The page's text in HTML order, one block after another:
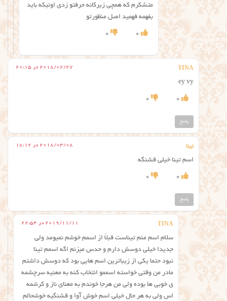
متشکرم که همچی زیرکانه حرفتو زدی اونیکه باید
بفهمه فهمید اصل منظورتو
0
0
TINA 2018/02/27 در 20:15
ey vy
0
0
پاسخ
تینا 2018/03/08 در 18:12
اسم تینا خیلی قشنگه
0
0
پاسخ
TINA 2019/11/11 در 22:54
سلام اسم منم تیناست قبلاً از اسمم خوشم نمیومد ولی
جدیدا خیلی دوسش دارم و حدس میزنم اگه اسمم تینا
نبود حتما یکی از زیباترین اسم هایی بود که دوسش داشتم
مادر من وقتی خواسته اسممو انتخاب کنه به معنیه سرچشمه
ی خوبی ها بوده ولی من هرجا خوندم به معنای ناز و کرشمه
اس ولی به هر حال خیلی اسم خوش آوا و قشنگیه خوشحالم